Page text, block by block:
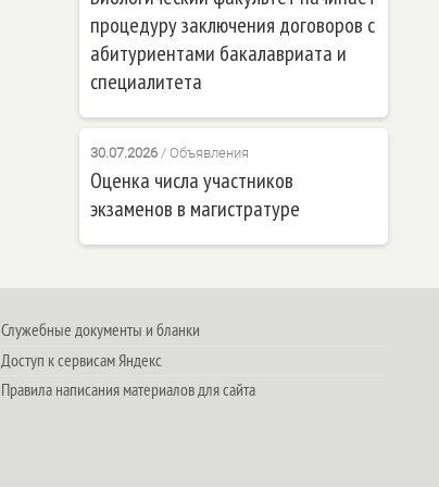
процедуру заключения договоров с
абитуриентами бакалавриата и
специалитета
30.07.2026/ Объявления
Оценка числа участников
экзаменов в магистратуре
Служебные документы и бланки
Доступ к сервисам Яндекс
Правила написания материалов для сайта